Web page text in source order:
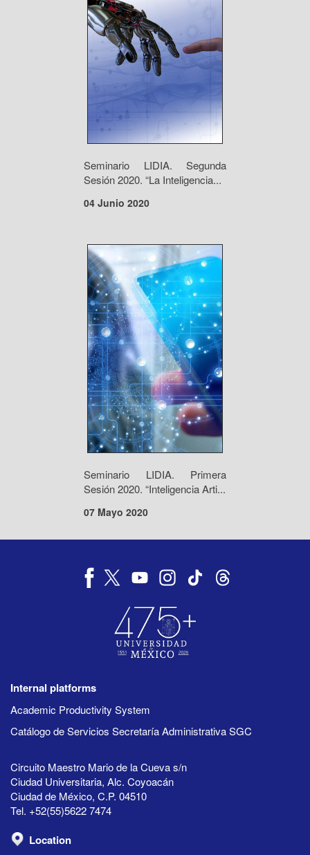
Seminario LIDIA. Segunda
Sesión 2020. “La Inteligencia...
04 Junio 2020
Seminario LIDIA. Primera
Sesión 2020. “Inteligencia Arti...
07 Mayo 2020
Internal platforms
Academic Productivity System
Catálogo de Servicios Secretaría Administrativa SGC
Circuito Maestro Mario de la Cueva s/n
Ciudad Universitaria, Alc. Coyoacán
Ciudad de México, C.P. 04510
Tel. +52(55)5622 7474
Location